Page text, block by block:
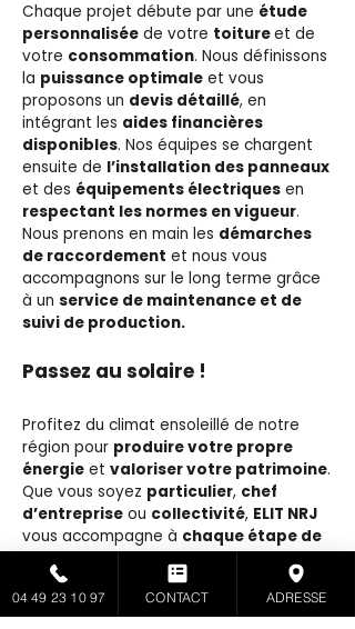
Chaque projet débute par une étude
personnalisée de votre toitureet de
votre consommation. Nous définissons
la puissance optimale et vous
proposons un devis détaillé, en
intégrant les aides financières
disponibles. Nos équipes se chargent
ensuite de l’installation des panneaux
et des équipements électriques en
respectant les normes en vigueur.
Nous prenons en main les démarches
de raccordement et nous vous
accompagnons sur le long terme grâce
à un service de maintenance et de
suivi de production.
Passez au solaire !
Profitez du climat ensoleillé de notre
région pour produire votre propre
énergie et valoriser votre patrimoine.
Que vous soyez particulier, chef
d’entreprise ou collectivité, ELIT NRJ
vous accompagne à chaque étape de
votre projet. Contactez‑nous dès
aujourd’hui pour obtenir une
gratuiteet rejoindre les milliers
04 49 23 10 97 CONTACT ADRESSE